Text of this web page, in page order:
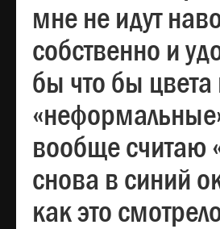
мне не идут
собственно и
бы что бы цвета
вообще считаю
снова в синий
как это